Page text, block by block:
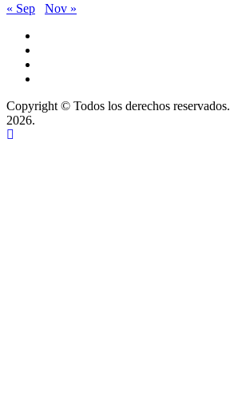
« Sep
Nov »
Copyright © Todos los derechos reservados.
2026.